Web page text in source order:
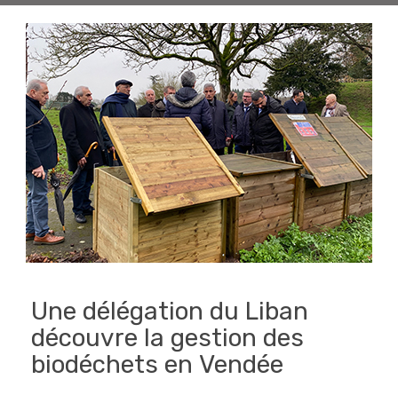
Une délégation du Liban
découvre la gestion des
biodéchets en Vendée